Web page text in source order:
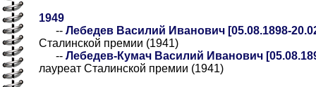
1949
-- Лебедев Василий Иванович [05.08.1898-
Сталинской премии (1941)
-- Лебедев-Кумач Василий Иванович
лауреат Сталинской премии (1941)